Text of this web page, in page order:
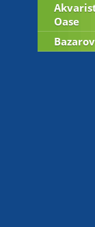
Oase